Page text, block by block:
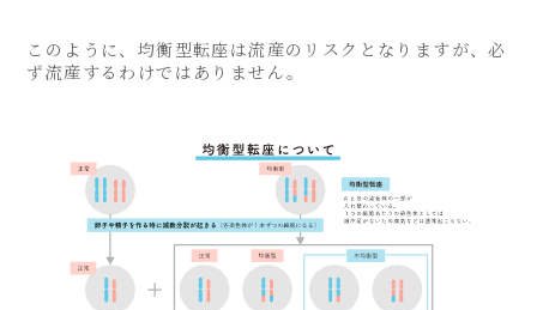
このように、均衡型転座は流産のリスクとなりますが、必
ず流産するわけではありません。